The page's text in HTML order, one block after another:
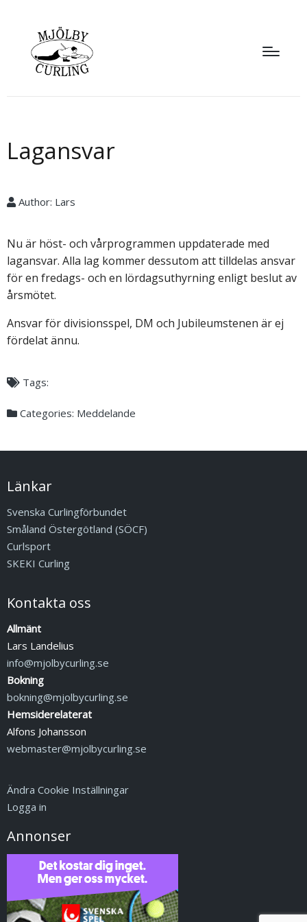
Lagansvar
Author: Lars
Nu är höst- och vårprogrammen uppdaterade med
lagansvar. Alla lag kommer dessutom att tilldelas ansvar
för en fredags- och en lördagsuthyrning enligt beslut av
årsmötet.
Ansvar för divisionsspel, DM och Jubileumstenen är ej
fördelat ännu.
Tags:
Categories: Meddelande
Länkar
Svenska Curlingförbundet
Småland Östergötland (SÖCF)
Curlsport
SKEKI Curling
Kontakta oss
Allmänt
Lars Landelius
info@mjolbycurling.se
Bokning
bokning@mjolbycurling.se
Hemsiderelaterat
Alfons Johansson
webmaster@mjolbycurling.se
Ändra Cookie Inställningar
Logga in
Annonser